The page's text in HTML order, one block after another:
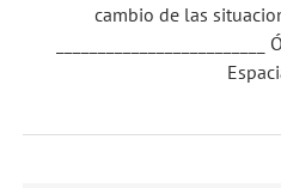
cambio de las